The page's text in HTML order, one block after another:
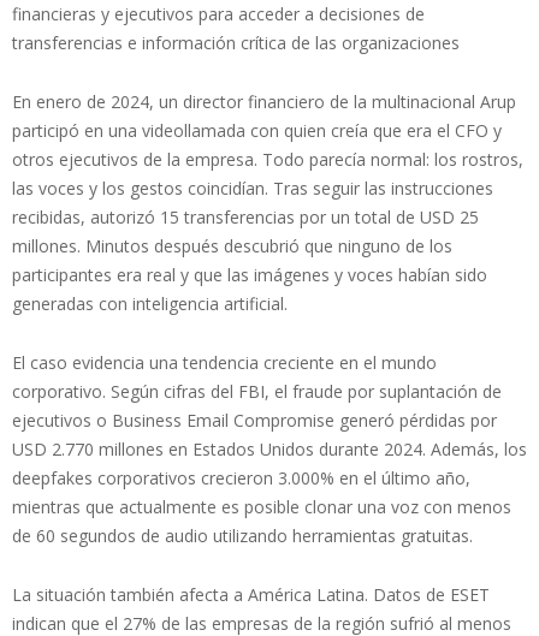
financieras y ejecutivos para acceder a decisiones de
transferencias e información crítica de las organizaciones
En enero de 2024, un director financiero de la multinacional Arup
participó en una videollamada con quien creía que era el CFO y
otros ejecutivos de la empresa. Todo parecía normal: los rostros,
las voces y los gestos coincidían. Tras seguir las instrucciones
recibidas, autorizó 15 transferencias por un total de USD 25
millones. Minutos después descubrió que ninguno de los
participantes era real y que las imágenes y voces habían sido
generadas con inteligencia artificial.
El caso evidencia una tendencia creciente en el mundo
corporativo. Según cifras del FBI, el fraude por suplantación de
ejecutivos o Business Email Compromise generó pérdidas por
USD 2.770 millones en Estados Unidos durante 2024. Además, los
deepfakes corporativos crecieron 3.000% en el último año,
mientras que actualmente es posible clonar una voz con menos
de 60 segundos de audio utilizando herramientas gratuitas.
La situación también afecta a América Latina. Datos de ESET
indican que el 27% de las empresas de la región sufrió al menos